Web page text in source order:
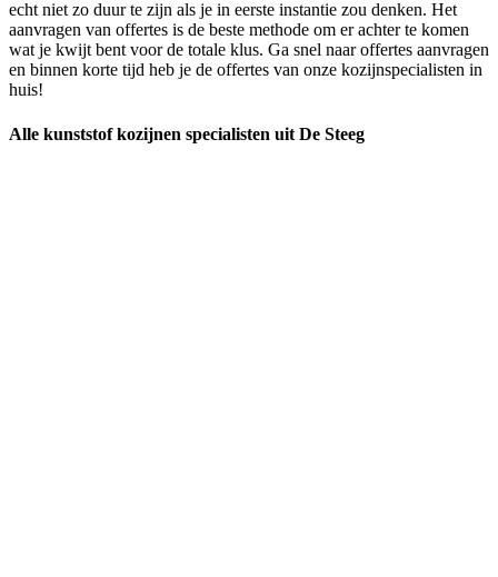
echt niet zo duur te zijn als je in eerste instantie zou denken. Het
aanvragen van offertes is de beste methode om er achter te komen
wat je kwijt bent voor de totale klus. Ga snel naar offertes aanvragen
en binnen korte tijd heb je de offertes van onze kozijnspecialisten in
huis!
Alle kunststof kozijnen specialisten uit De Steeg